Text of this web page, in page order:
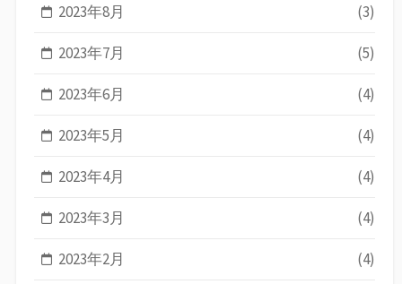
2023年8月 (3)
2023年7月 (5)
2023年6月 (4)
2023年5月 (4)
2023年4月 (4)
2023年3月 (4)
2023年2月 (4)